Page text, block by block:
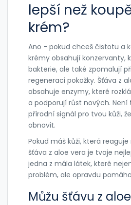
lepší než
krém?
Ano - pokud chceš čistotu a
krémy obsahují konzervanty,
bakterie, ale také zpomalují
regeneraci pokožky. Šťáva z
obsahuje enzymy, které
a podporují růst nových. Není
přírodní signál pro tvou kůži,
obnovit.
Pokud máš kůži, která
šťáva z aloe vera je tvoje
jedna z mála látek, které
problém, ale opravdu
Můžu šťávu z